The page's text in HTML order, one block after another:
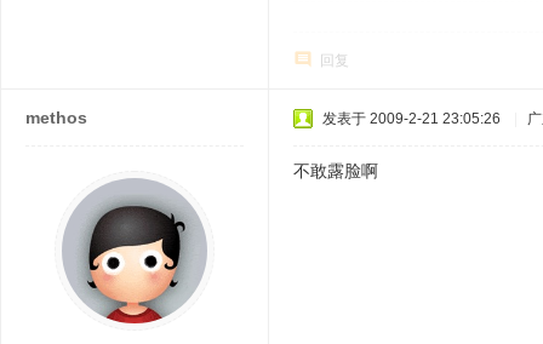
回复
methos 发表于 2009-2-21 23:05:26
不敢露脸啊